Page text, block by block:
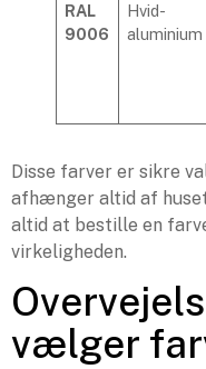
RAL
9006
Hvid-
aluminium
Disse farver er sikre
afhænger altid af
altid at bestille en
virkeligheden.
vælger